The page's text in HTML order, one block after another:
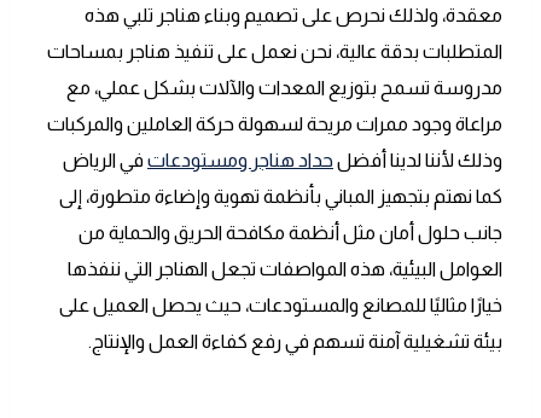
معقدة، ولذلك نحرص على تصميم وبناء هناجر تلبي هذه
المتطلبات بدقة عالية، نحن نعمل على تنفيذ هناجر بمساحات
مدروسة تسمح بتوزيع المعدات والآلات بشكل عملي، مع
مراعاة وجود ممرات مريحة لسهولة حركة العاملين والمركبات
وذلك لأننا لدينا أفضلحداد هناجر ومستودعات في الرياض
كما نهتم بتجهيز المباني بأنظمة تهوية وإضاءة متطورة، إلى
جانب حلول أمان مثل أنظمة مكافحة الحريق والحماية من
العوامل البيئية، هذه المواصفات تجعل الهناجر التي ننفذها
خيارًا مثاليًا للمصانع والمستودعات، حيث يحصل العميل على
بيئة تشغيلية آمنة تسهم في رفع كفاءة العمل والإنتاج.